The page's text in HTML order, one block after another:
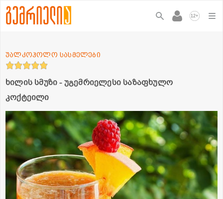
12+
ხილის სმუზი - უგემრიელესი საზაფხულო
კოქტეილი
უალკოჰოლო სასმელები